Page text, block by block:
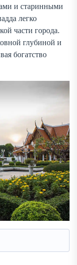
и старинными
легко
части города.
глубиной и
богатство